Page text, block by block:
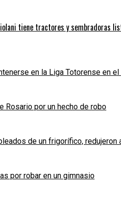
tiene tractores y sembradoras
en la Liga Totorense en el
Rosario por un hecho de robo
de un frigorífico, redujeron
por robar en un gimnasio